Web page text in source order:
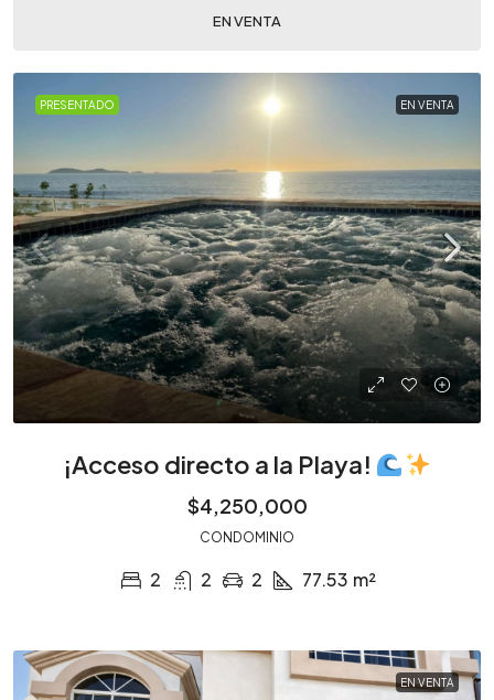
EN VENTA
PRESENTADO EN VENTA
¡Acceso directo a la Playa!
$4,250,000
CONDOMINIO
2 2 2 77.53 m²
EN VENTA